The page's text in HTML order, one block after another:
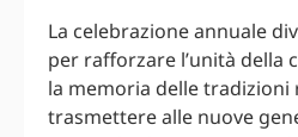
La celebrazione annuale
per rafforzare l’unità della
la memoria delle tradizioni
trasmettere alle nuove